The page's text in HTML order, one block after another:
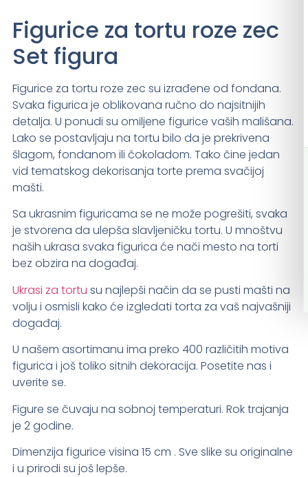
Figurice za tortu roze zec
Set figura
Figurice za tortu roze zec su izrađene od fondana.
Svaka figurica je oblikovana ručno do najsitnijih
detalja. U ponudi su omiljene figurice vaših mališana.
Lako se postavljaju na tortu bilo da je prekrivena
šlagom, fondanom ili čokoladom. Tako čine jedan
vid tematskog dekorisanja torte prema svačijoj
mašti.
Sa ukrasnim figuricama se ne može pogrešiti, svaka
je stvorena da ulepša slavljeničku tortu. U mnoštvu
naših ukrasa svaka figurica će nači mesto na torti
bez obzira na događaj.
Ukrasi za tortu su najlepši način da se pusti mašti na
volju i osmisli kako će izgledati torta za vaš najvašniji
događaj.
U našem asortimanu ima preko 400 različitih motiva
figurica i još toliko sitnih dekoracija. Posetite nas i
uverite se.
Figure se čuvaju na sobnoj temperaturi. Rok trajanja
je 2 godine.
Dimenzija figurice visina 15 cm . Sve slike su originalne
i u prirodi su još lepše.